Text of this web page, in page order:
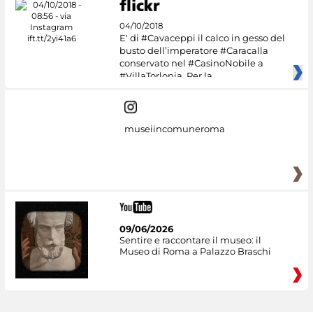
04/10/2018
E' di #Cavaceppi il calco in gesso del
busto dell’imperatore #Caracalla
conservato nel #CasinoNobile a
#VillaTorlonia. Per la
museiincomuneroma
09/06/2026
Sentire e raccontare il museo: il
Museo di Roma a Palazzo Braschi